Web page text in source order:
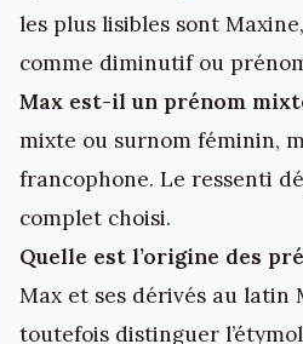
les plus lisibles sont
comme diminutif ou
Max est-il un prénom
mixte ou surnom féminin,
francophone. Le ressenti
complet choisi.
Quelle est l’origine des
Max et ses dérivés au latin
toutefois distinguer